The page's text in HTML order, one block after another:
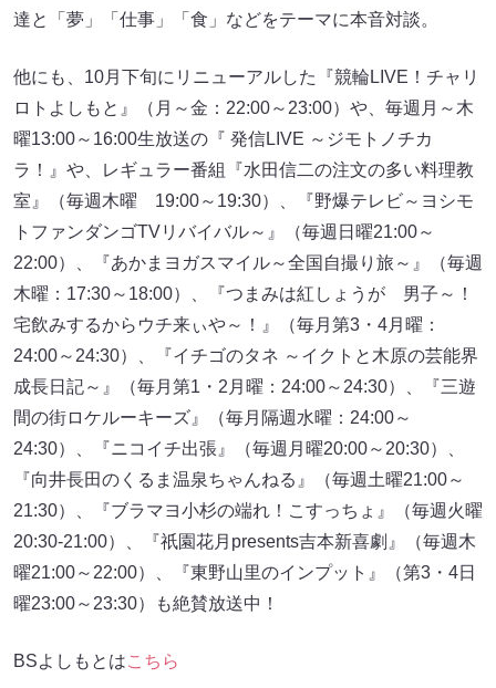
達と「夢」「仕事」「食」などをテーマに本音対談。
他にも、10月下旬にリニューアルした『競輪LIVE！チャリ
ロトよしもと』（月～金：22:00～23:00）や、毎週月～木
曜13:00～16:00生放送の『 発信LIVE ～ジモトノチカ
ラ！』や、レギュラー番組『水田信二の注文の多い料理教
室』（毎週木曜 19:00～19:30）、『野爆テレビ～ヨシモ
トファンダンゴTVリバイバル～』（毎週日曜21:00～
22:00）、『あかまヨガスマイル～全国自撮り旅～』（毎週
木曜：17:30～18:00）、『つまみは紅しょうが 男子～！
宅飲みするからウチ来ぃや～！』（毎月第3・4月曜：
24:00～24:30）、『イチゴのタネ ～イクトと木原の芸能界
成長日記～』（毎月第1・2月曜：24:00～24:30）、『三遊
間の街ロケルーキーズ』（毎月隔週水曜：24:00～
24:30）、『ニコイチ出張』（毎週月曜20:00～20:30）、
『向井長田のくるま温泉ちゃんねる』（毎週土曜21:00～
21:30）、『ブラマヨ小杉の端れ！こすっちょ』（毎週火曜
20:30-21:00）、『祇園花月presents吉本新喜劇』（毎週木
曜21:00～22:00）、『東野山里のインプット』（第3・4日
曜23:00～23:30）も絶賛放送中！
BSよしもとはこちら